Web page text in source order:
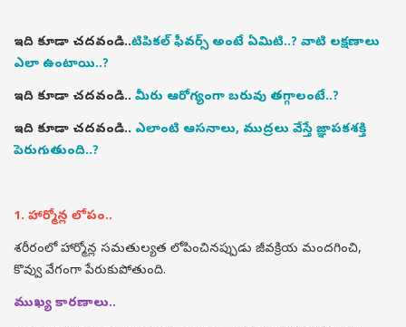
ఇది కూడా చదవండి..టిపికల్ ఫీవర్స్ అంటే ఏమిటి..? వాటి లక్షణాలు
ఎలా ఉంటాయి..?
ఇది కూడా చదవండి.. మీరు ఆరోగ్యంగా బరువు తగ్గాలంటే..?
ఇది కూడా చదవండి.. ఎలాంటి ఆసనాలు, ముద్రలు వేస్తే జ్ఞాపకశక్తి
పెరుగుతుంది..?
1. హార్మోన్ల లోపం..
శరీరంలో హార్మోన్ల సమతుల్యత లోపించినప్పుడు జీవక్రియ మందగించి,
కొవ్వు వేగంగా పేరుకుపోతుంది.
ముఖ్య కారణాలు..